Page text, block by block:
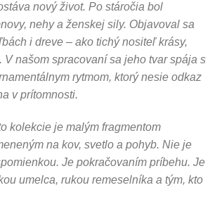
nový život. Po stáročia bol
nehy a ženskej sily. Objavoval sa
i dreve – ako tichý nositeľ krásy,
V našom spracovaní sa jeho tvar spája s
rytmom, ktorý nesie odkaz
v prítomnosti.
kolekcie je malým fragmentom
na kov, svetlo a pohyb. Nie je
Je pokračovaním príbehu. Je
umelca, rukou remeselníka a tým, kto